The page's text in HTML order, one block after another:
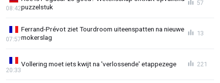
puzzelstuk
08:42
57
Ferrand-Prévot ziet Tourdroom uiteenspatten na nieuwe
mokerslag
07:57
13
Vollering moet iets kwijt na 'verlossende' etappezege
20:33
221